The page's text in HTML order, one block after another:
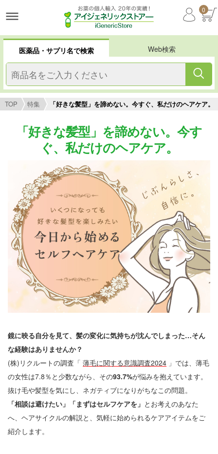
0
医薬品・サプリ名で検索 Web検索
TOP 特集 「好きな髪型」を諦めない。今すぐ、私だけのヘアケア。
「好きな髪型」を諦めない。今す
ぐ、私だけのヘアケア。
鏡に映る自分を見て、髪の変化に気持ちが沈んでしまった…そん
な経験はありませんか？
(株)リクルートの調査「 薄毛に関する意識調査2024 」では、薄毛
の女性は7.8％と少数ながら、その93.7%が悩みを抱えています。
抜け毛や髪型を気にし、ネガティブになりがちなこの問題。
「相談は避けたい」「まずはセルフケアを」 とお考えのあなた
へ、ヘアサイクルの解説と、気軽に始められるケアアイテムをご
紹介します。